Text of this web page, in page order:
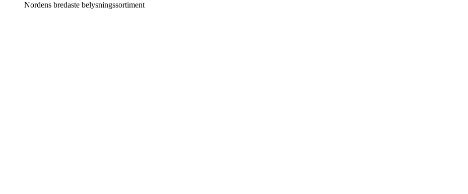
Nordens bredaste belysningssortiment